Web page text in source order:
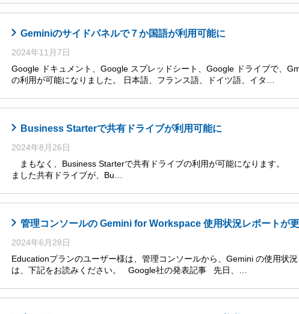
Geminiのサイドパネルで７か国語が利用可能に
2024年11月7日
Google ドキュメント、Google スプレッドシート、Google ドライブで、
の利用が可能になりました。 日本語、フランス語、ドイツ語、イタ…
Business Starterで共有ドライブが利用可能に
2024年8月26日
まもなく、Business Starterで共有ドライブの利用が可能になります
ました共有ドライブが、Bu…
管理コンソールの Gemini for Workspace 使用状況レポートが
2024年6月28日
Educationプランのユーザー様は、管理コンソールから、Gemini の使用状
は、下記をお読みください。 Google社の発表記事 先日、…